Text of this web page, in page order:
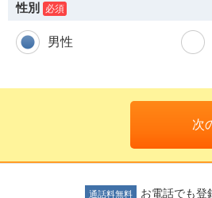
性別
男性
次
通話料無料 お電話でも登
お仕事の種類
仕事情報配信メール登録
よくあるご質問